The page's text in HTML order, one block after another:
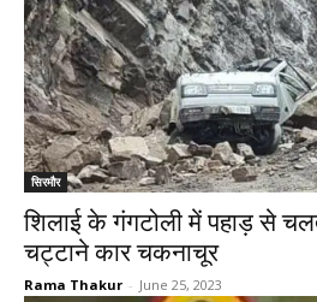
सिरमौर
शिलाई के गंगटोली में पहाड़ से
चट्टाने कार चकनाचूर
Rama Thakur - June 25, 2023